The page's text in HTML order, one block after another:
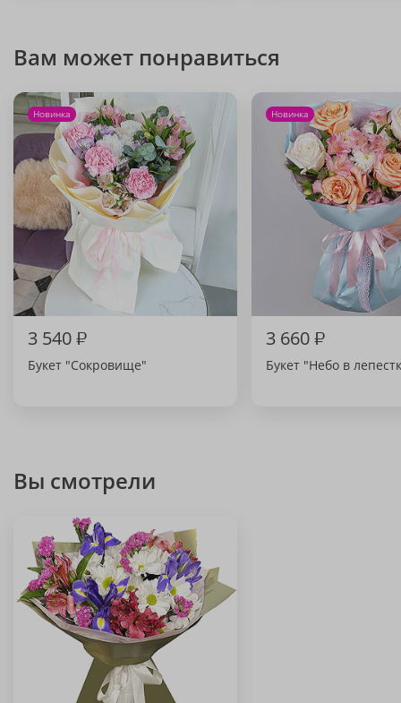
Вам может понравиться
Новинка
3 540₽
Букет "Сокровище"
Новинка
3 660₽
Букет "Небо в
Вы смотрели